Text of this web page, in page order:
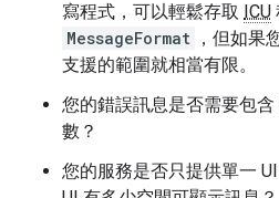
寫程式，可以輕鬆存取 ICU
MessageFormat ，但如果
支援的範圍就相當有限。
您的錯誤訊息是否需要包
數？
您的服務是否只提供單一